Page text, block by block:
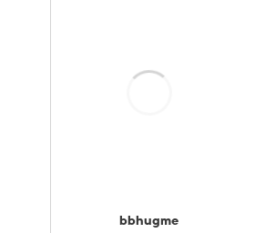
bbhugme